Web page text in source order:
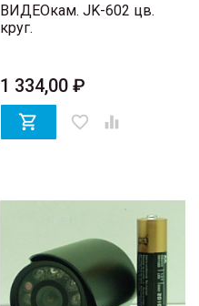
ВИДЕОкам. JK-602 цв.
круг.
1 334,00 ₽
 favorite_border 